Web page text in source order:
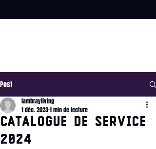
Post
Catalogue de Service
2024
lambrayliving
1 déc. 20231 min de lecture